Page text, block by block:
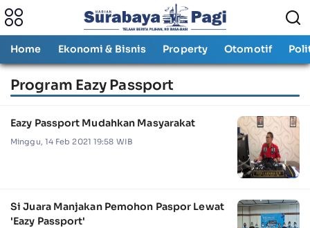
Home Ekonomi & Bisnis Property Otomotif
Program Eazy Passport
Eazy Passport Mudahkan Masyarakat
Minggu, 14 Feb 2021 19:58 WIB
Si Juara Manjakan Pemohon Paspor Lewat
'Eazy Passport'